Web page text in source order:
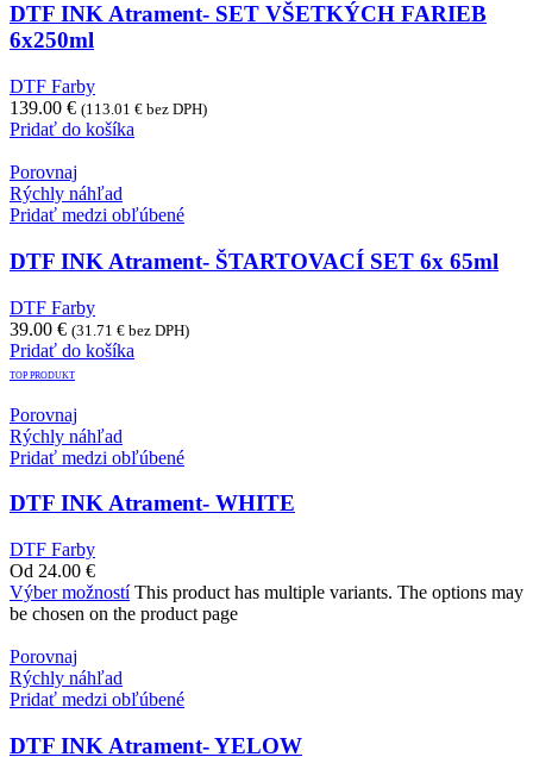
DTF INK Atrament- SET VŠETKÝCH FARIEB
6x250ml
DTF Farby
139.00 € (113.01 € bez DPH)
Pridať do košíka
Porovnaj
Rýchly náhľad
Pridať medzi obľúbené
DTF INK Atrament- ŠTARTOVACÍ SET 6x 65ml
DTF Farby
39.00 € (31.71 € bez DPH)
Pridať do košíka
TOP PRODUKT
Porovnaj
Rýchly náhľad
Pridať medzi obľúbené
DTF INK Atrament- WHITE
DTF Farby
Od 24.00 €
Výber možnostíThis product has multiple variants. The options may
be chosen on the product page
Porovnaj
Rýchly náhľad
Pridať medzi obľúbené
DTF INK Atrament- YELOW